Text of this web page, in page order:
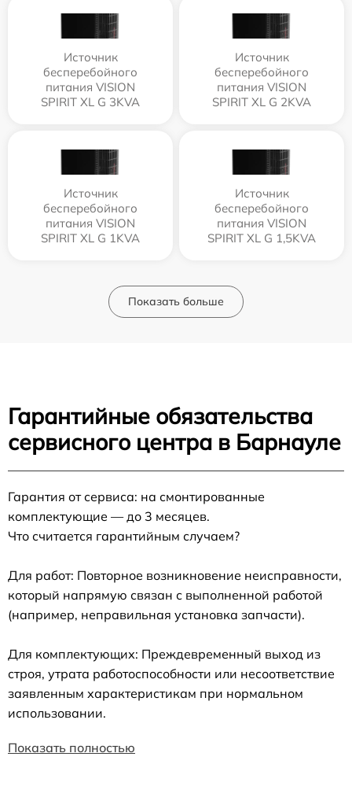
Источник
бесперебойного
питания VISION
SPIRIT XL G 3KVA
Источник
бесперебойного
питания VISION
SPIRIT XL G 2KVA
Источник
бесперебойного
питания VISION
SPIRIT XL G 1KVA
Источник
бесперебойного
питания VISION
SPIRIT XL G 1,5KVA
Показать больше
Гарантийные обязательства
сервисного центра в Барнауле
Гарантия от сервиса: на смонтированные
комплектующие — до 3 месяцев.
Что считается гарантийным случаем?
Для работ: Повторное возникновение неисправности,
который напрямую связан с выполненной работой
(например, неправильная установка запчасти).
Для комплектующих: Преждевременный выход из
строя, утрата работоспособности или несоответствие
заявленным характеристикам при нормальном
использовании.
Показать полностью